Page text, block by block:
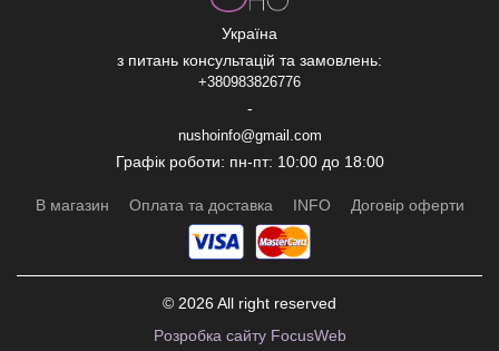
Україна
з питань консультацій та замовлень:
+380983826776
-
nushoinfo@gmail.com
Графік роботи: пн-пт: 10:00 до 18:00
В магазин Оплата та доставка INFO Договір оферти
© 2026 All right reserved
Рoзробка сайту FocusWeb